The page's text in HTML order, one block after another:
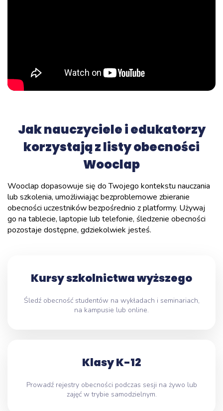
Jak nauczyciele i edukatorzy
korzystają z listy obecności
Wooclap
Wooclap dopasowuje się do Twojego kontekstu nauczania
lub szkolenia, umożliwiając bezproblemowe zbieranie
obecności uczestników bezpośrednio z platformy. Używaj
go na tablecie, laptopie lub telefonie, śledzenie obecności
pozostaje dostępne, gdziekolwiek jesteś.
Kursy szkolnictwa wyższego
Śledź obecność studentów na wykładach i seminariach,
na kampusie lub online.
Klasy K-12
Prowadź rejestry obecności podczas sesji na żywo lub
zajęć w trybie samodzielnym.